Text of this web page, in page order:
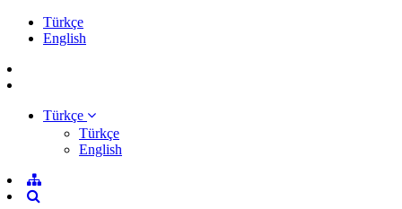
Türkçe
English
Türkçe
Türkçe
English